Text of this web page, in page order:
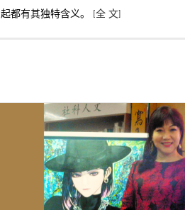
起都有其独特含义。 [全 文]